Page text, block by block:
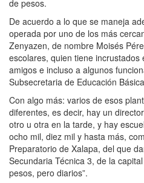
de pesos.
De acuerdo a lo que se maneja
operada por uno de los más
Zenyazen, de nombre Moisés
escolares, quien tiene incrustados
amigos e incluso a algunos
Subsecretaria de Educación
Con algo más: varios de esos
diferentes, es decir, hay un
otro u otra en la tarde, y hay
ocho mil, diez mil y hasta más,
Preparatorio de Xalapa, del que
Secundaria Técnica 3, de la
pesos, pero diarios”.